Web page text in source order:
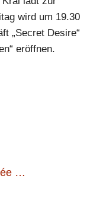
wird um 19.30
„Secret Desire“
eröffnen.
…